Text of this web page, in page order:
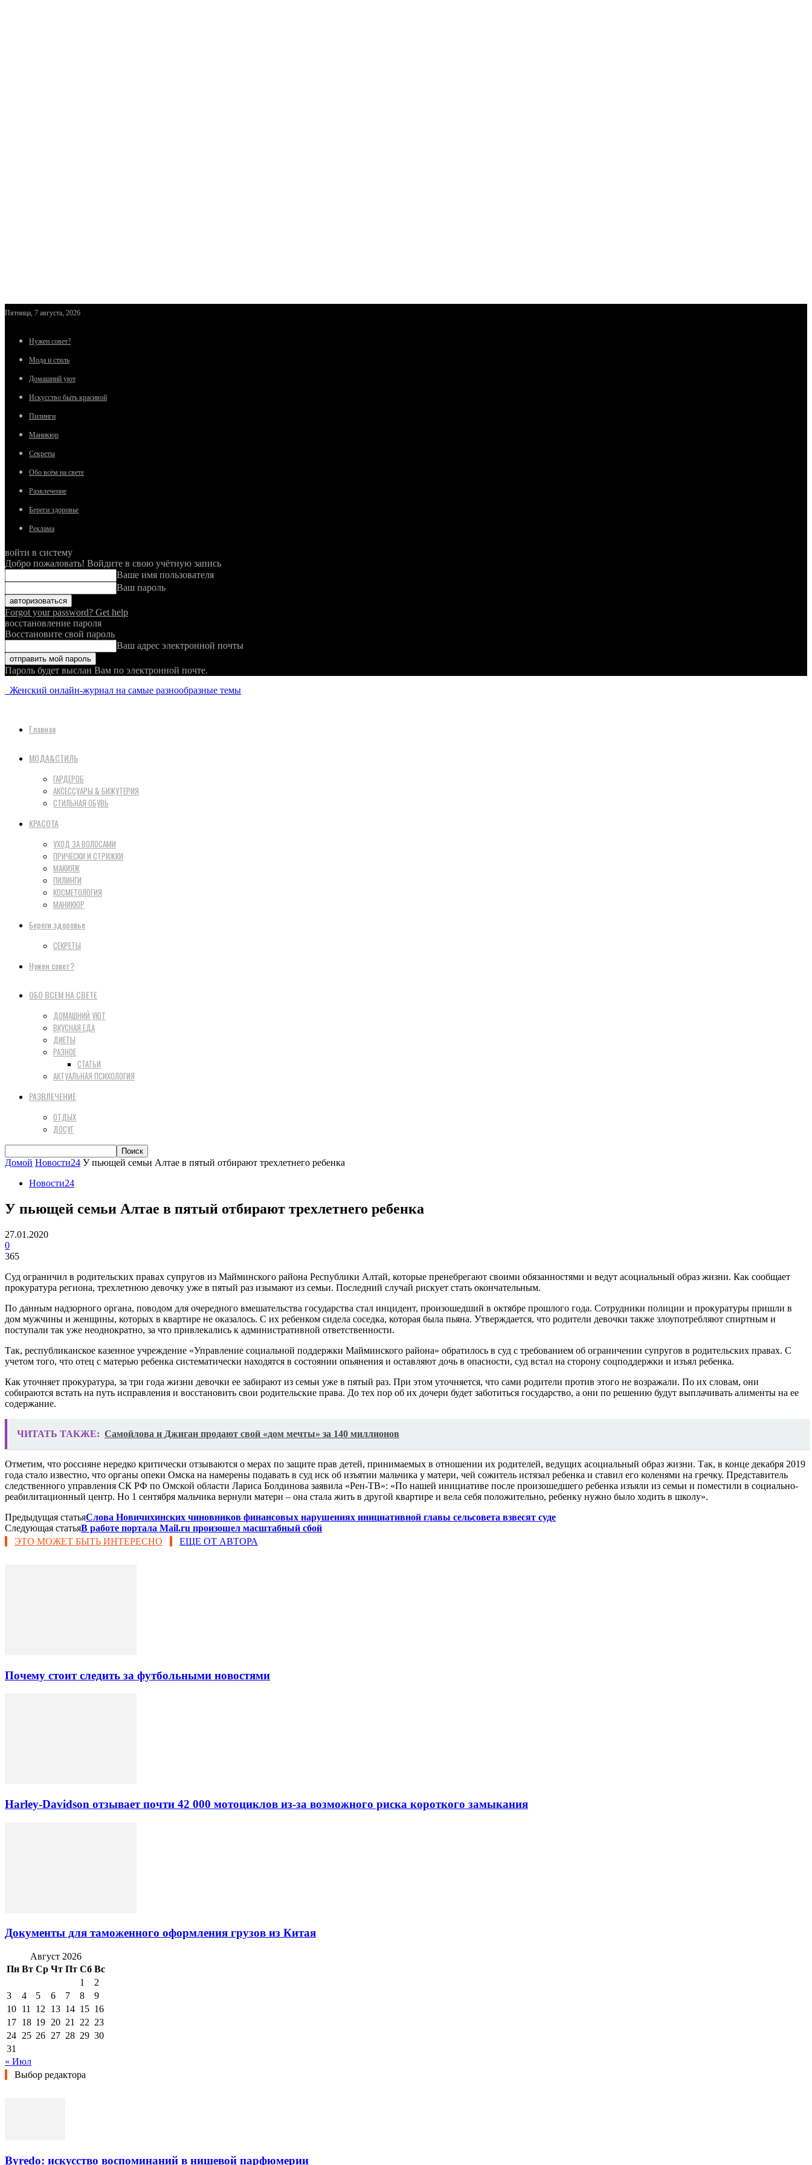
Пятница, 7 августа, 2026
Нужен совет?
Мода и стиль
Домашний уют
Искусство быть красивой
Пилинги
Маникюр
Секреты
Обо всём на свете
Развлечение
Береги здоровье
Реклама
войти в систему
Добро пожаловать! Войдите в свою учётную запись
Ваше имя пользователя
Ваш пароль
Forgot your password? Get help
восстановление пароля
Восстановите свой пароль
Ваш адрес электронной почты
Пароль будет выслан Вам по электронной почте.
Женский онлайн-журнал на самые разнообразные темы
Главная
МОДА&СТИЛЬ
ГАРДЕРОБ
АКСЕССУАРЫ & БИЖУТЕРИЯ
СТИЛЬНАЯ ОБУВЬ
КРАСОТА
УХОД ЗА ВОЛОСАМИ
ПРИЧЕСКИ И СТРИЖКИ
МАКИЯЖ
ПИЛИНГИ
КОСМЕТОЛОГИЯ
МАНИКЮР
Береги здоровье
СЕКРЕТЫ
Нужен совет?
ОБО ВСЕМ НА СВЕТЕ
ДОМАШНИЙ УЮТ
ВКУСНАЯ ЕДА
ДИЕТЫ
РАЗНОЕ
СТАТЬИ
АКТУАЛЬНАЯ ПСИХОЛОГИЯ
РАЗВЛЕЧЕНИЕ
ОТДЫХ
ДОСУГ
Домой Новости24 У пьющей семьи Алтае в пятый отбирают трехлетнего ребенка
Новости24
У пьющей семьи Алтае в пятый отбирают трехлетнего ребенка
27.01.2020
0
365
Суд ограничил в родительских правах супругов из Майминского района Республики Алтай, которые пренебрегают своими обязанностями и ведут асоциальный образ жизни. Как сообщает
прокуратура региона, трехлетнюю девочку уже в пятый раз изымают из семьи. Последний случай рискует стать окончательным.
По данным надзорного органа, поводом для очередного вмешательства государства стал инцидент, произошедший в октябре прошлого года. Сотрудники полиции и прокуратуры пришли в
дом мужчины и женщины, которых в квартире не оказалось. С их ребенком сидела соседка, которая была пьяна. Утверждается, что родители девочки также злоупотребляют спиртным и
поступали так уже неоднократно, за что привлекались к административной ответственности.
Так, республиканское казенное учреждение «Управление социальной поддержки Майминского района» обратилось в суд с требованием об ограничении супругов в родительских правах. С
учетом того, что отец с матерью ребенка систематически находятся в состоянии опьянения и оставляют дочь в опасности, суд встал на сторону соцподдержки и изъял ребенка.
Как уточняет прокуратура, за три года жизни девочки ее забирают из семьи уже в пятый раз. При этом уточняется, что сами родители против этого не возражали. По их словам, они
собираются встать на путь исправления и восстановить свои родительские права. До тех пор об их дочери будет заботиться государство, а они по решению будут выплачивать алименты на ее
содержание.
ЧИТАТЬ ТАКЖЕ: Самойлова и Джиган продают свой «дом мечты» за 140 миллионов
Отметим, что россияне нередко критически отзываются о мерах по защите прав детей, принимаемых в отношении их родителей, ведущих асоциальный образ жизни. Так, в конце декабря 2019
года стало известно, что органы опеки Омска на намерены подавать в суд иск об изъятии мальчика у матери, чей сожитель истязал ребенка и ставил его коленями на гречку. Представитель
следственного управления СК РФ по Омской области Лариса Болдинова заявила «Рен-ТВ»: «По нашей инициативе после произошедшего ребенка изъяли из семьи и поместили в социально-
реабилитационный центр. Но 1 сентября мальчика вернули матери – она стала жить в другой квартире и вела себя положительно, ребенку нужно было ходить в школу».
Предыдущая статьяСлова Новичихинских чиновников финансовых нарушениях инициативной главы сельсовета взвесят суде
Следующая статьяВ работе портала Mail.ru произошел масштабный сбой
ЭТО МОЖЕТ БЫТЬ ИНТЕРЕСНО
ЕЩЕ ОТ АВТОРА
Почему стоит следить за футбольными новостями
Harley-Davidson отзывает почти 42 000 мотоциклов из-за возможного риска короткого замыкания
Документы для таможенного оформления грузов из Китая
Август 2026
Пн Вт Ср Чт Пт Сб Вс
1
2
3
4 5 6 7 8
9
10 11 12 13 14 15 16
17 18 19 20 21 22 23
24 25 26 27 28 29 30
31
« Июл
Выбор редактора
Byredo: искусство воспоминаний в нишевой парфюмерии